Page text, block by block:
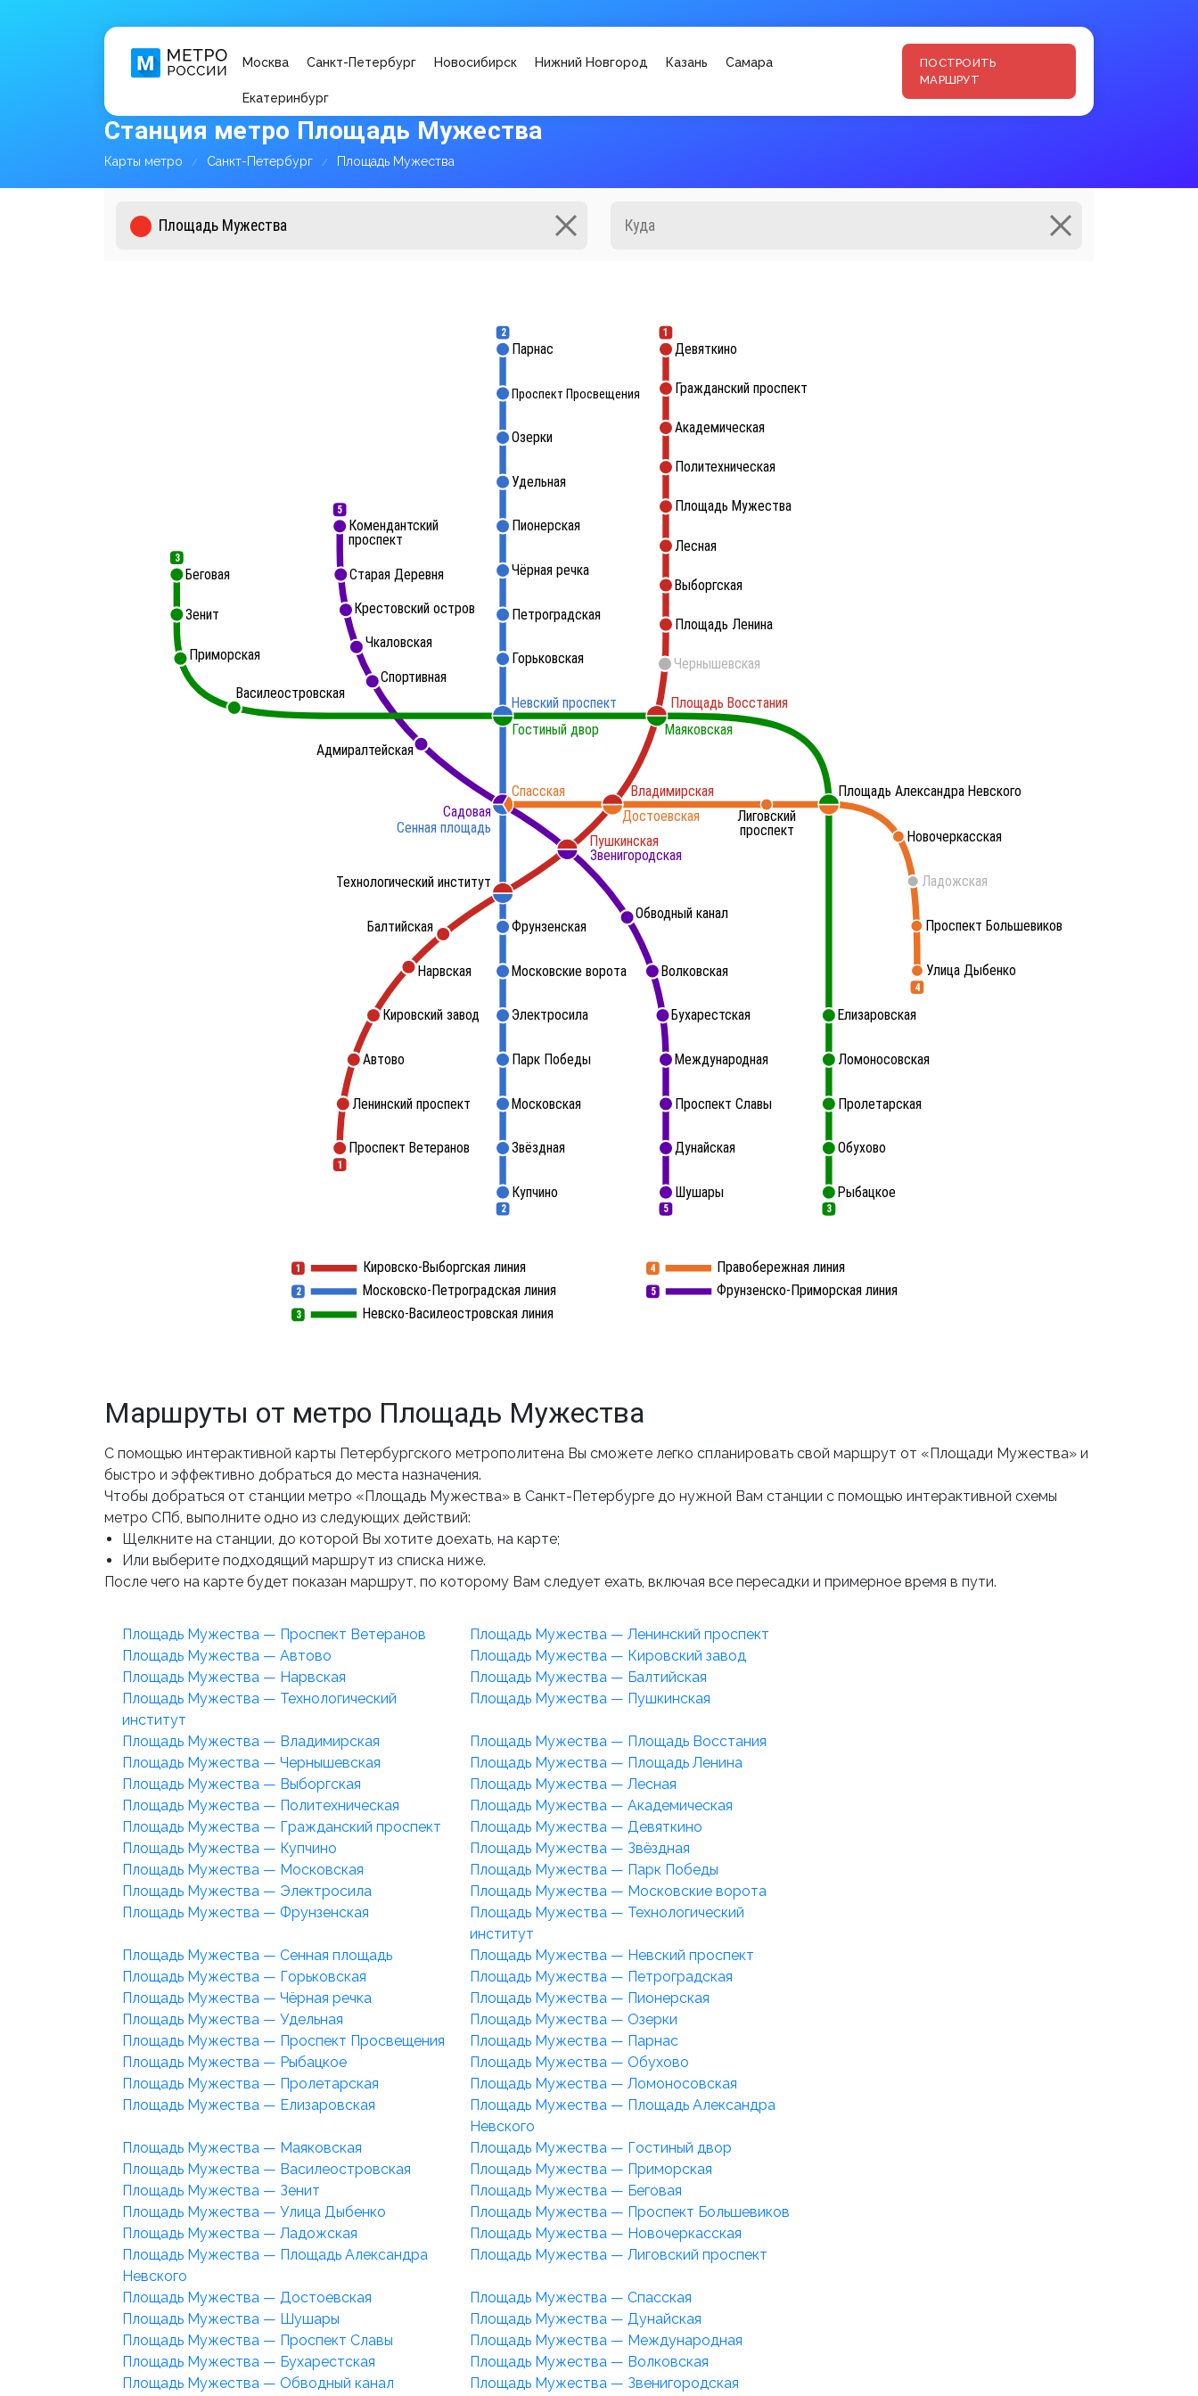
Москва Санкт-Петербург Новосибирск Нижний Новгород Казань Самара
Екатеринбург
ПОСТРОИТЬ
МАРШРУТ
Станция метро Площадь Мужества
Карты метро Санкт-Петербург Площадь Мужества
Кировско-Выборгская линия
Московско-Петроградская линия
Невско-Василеостровская линия
Правобережная линия
1
2
3
4
Фрунзенско-Приморская линия
5
1
2
3
1
2 5 3
4
3
5
2 1
Проспект Ветеранов
Балтийская
Московские ворота Волковская
Обводный канал
Бухарестская
Международная
Достоевская
Владимирская
Лиговский
проспект
Спасская
Садовая
Сенная площадь
Звенигородская
Пушкинская
Ленинский проспект
Автово
Кировский завод
Нарвская
Технологический институт
Купчино
Звёздная
Московская
Фрунзенская
Парк Победы
Электросила
Адмиралтейская
Спортивная
Василеостровская
Приморская
Чкаловская
Крестовский остров
Старая Деревня
Комендантский
проспект
Невский проспект
Гостиный двор Маяковская
Площадь Восстания
Площадь Александра Невского
Новочеркасская
Ладожская
Проспект Большевиков
Улица Дыбенко
Рыбацкое
Обухово
Пролетарская
Ломоносовская
Елизаровская
Горьковская
Петроградская
Чёрная речка
Пионерская
Удельная
Озерки
Проспект Просвещения
Парнас
Чернышевская
Площадь Ленина
Выборгская
Лесная
Площадь Мужества
Политехническая
Академическая
Гражданский проспект
Девяткино
Зенит
Беговая
Проспект Славы
Дунайская
Шушары
Маршруты от метро Площадь Мужества
С помощью интерактивной карты Петербургского метрополитена Вы сможете легко спланировать свой маршрут от «Площади Мужества» и
быстро и эффективно добраться до места назначения.
Чтобы добраться от станции метро «Площадь Мужества» в Санкт-Петербурге до нужной Вам станции с помощью интерактивной схемы
метро СПб, выполните одно из следующих действий:
Щелкните на станции, до которой Вы хотите доехать, на карте;
Или выберите подходящий маршрут из списка ниже.
После чего на карте будет показан маршрут, по которому Вам следует ехать, включая все пересадки и примерное время в пути.
Площадь Мужества — Проспект Ветеранов
Площадь Мужества — Ленинский проспект
Площадь Мужества — Автово
Площадь Мужества — Кировский завод
Площадь Мужества — Нарвская
Площадь Мужества — Балтийская
Площадь Мужества — Технологический
институт
Площадь Мужества — Пушкинская
Площадь Мужества — Владимирская
Площадь Мужества — Площадь Восстания
Площадь Мужества — Чернышевская
Площадь Мужества — Площадь Ленина
Площадь Мужества — Выборгская
Площадь Мужества — Лесная
Площадь Мужества — Политехническая
Площадь Мужества — Академическая
Площадь Мужества — Гражданский проспект
Площадь Мужества — Девяткино
Площадь Мужества — Купчино
Площадь Мужества — Звёздная
Площадь Мужества — Московская
Площадь Мужества — Парк Победы
Площадь Мужества — Электросила
Площадь Мужества — Московские ворота
Площадь Мужества — Фрунзенская
Площадь Мужества — Технологический
институт
Площадь Мужества — Сенная площадь
Площадь Мужества — Невский проспект
Площадь Мужества — Горьковская
Площадь Мужества — Петроградская
Площадь Мужества — Чёрная речка
Площадь Мужества — Пионерская
Площадь Мужества — Удельная
Площадь Мужества — Озерки
Площадь Мужества — Проспект Просвещения
Площадь Мужества — Парнас
Площадь Мужества — Рыбацкое
Площадь Мужества — Обухово
Площадь Мужества — Пролетарская
Площадь Мужества — Ломоносовская
Площадь Мужества — Елизаровская
Площадь Мужества — Площадь Александра
Невского
Площадь Мужества — Маяковская
Площадь Мужества — Гостиный двор
Площадь Мужества — Василеостровская
Площадь Мужества — Приморская
Площадь Мужества — Зенит
Площадь Мужества — Беговая
Площадь Мужества — Улица Дыбенко
Площадь Мужества — Проспект Большевиков
Площадь Мужества — Ладожская
Площадь Мужества — Новочеркасская
Площадь Мужества — Площадь Александра
Невского
Площадь Мужества — Лиговский проспект
Площадь Мужества — Достоевская
Площадь Мужества — Спасская
Площадь Мужества — Шушары
Площадь Мужества — Дунайская
Площадь Мужества — Проспект Славы
Площадь Мужества — Международная
Площадь Мужества — Бухарестская
Площадь Мужества — Волковская
Площадь Мужества — Обводный канал
Площадь Мужества — Звенигородская